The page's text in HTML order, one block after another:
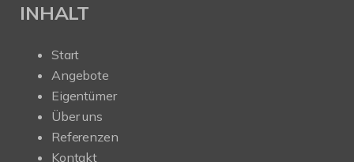
INHALT
Start
Angebote
Eigentümer
Über uns
Referenzen
Kontakt